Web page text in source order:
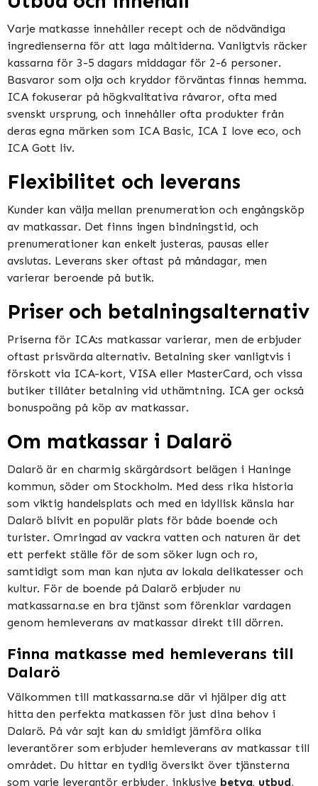
Varje matkasse innehåller recept och de nödvändiga
ingredienserna för att laga måltiderna. Vanligtvis räcker
kassarna för 3-5 dagars middagar för 2-6 personer.
Basvaror som olja och kryddor förväntas finnas hemma​​.
ICA fokuserar på högkvalitativa råvaror, ofta med
svenskt ursprung, och innehåller ofta produkter från
deras egna märken som ICA Basic, ICA I love eco, och
ICA Gott liv​​.
Flexibilitet och leverans
Kunder kan välja mellan prenumeration och engångsköp
av matkassar. Det finns ingen bindningstid, och
prenumerationer kan enkelt justeras, pausas eller
avslutas. Leverans sker oftast på måndagar, men
varierar beroende på butik​​​​.
Priser och betalningsalternativ
Priserna för ICA:s matkassar varierar, men de erbjuder
oftast prisvärda alternativ. Betalning sker vanligtvis i
förskott via ICA-kort, VISA eller MasterCard, och vissa
butiker tillåter betalning vid uthämtning. ICA ger också
bonuspoäng på köp av matkassar​​.
Om matkassar i Dalarö
Dalarö är en charmig skärgårdsort belägen i Haninge
kommun, söder om Stockholm. Med dess rika historia
som viktig handelsplats och med en idyllisk känsla har
Dalarö blivit en populär plats för både boende och
turister. Omringad av vackra vatten och naturen är det
ett perfekt ställe för de som söker lugn och ro,
samtidigt som man kan njuta av lokala delikatesser och
kultur. För de boende på Dalarö erbjuder nu
matkassarna.se en bra tjänst som förenklar vardagen
genom hemleverans av matkassar direkt till dörren.
Finna matkasse med hemleverans till
Dalarö
Välkommen till matkassarna.se där vi hjälper dig att
hitta den perfekta matkassen för just dina behov i
Dalarö. På vår sajt kan du smidigt jämföra olika
leverantörer som erbjuder hemleverans av matkassar till
området. Du hittar en tydlig översikt över tjänsterna
som varje leverantör erbjuder, inklusive betyg, utbud,